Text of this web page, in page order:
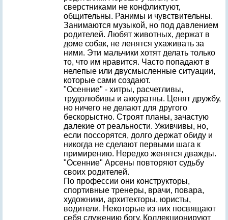
сверстниками не конфликтуют,
общительны. Ранимы и чувствительны.
Занимаются музыкой, но под давлением
родителей. Любят животных, держат в
доме собак, не ленятся ухаживать за
ними. Эти мальчики хотят делать только
то, что им нравится. Часто попадают в
нелепые или двусмысленные ситуации,
которые сами создают.
"Осенние" - хитры, расчетливы,
трудолюбивы и аккуратны. Ценят дружбу,
но ничего не делают для другого
бескорыстно. Строят планы, зачастую
далекие от реальности. Уживчивы, но,
если поссорятся, долго держат обиду и
никогда не сделают первыми шага к
примирению. Нередко женятся дважды.
"Осенние" Арсены повторяют судьбу
своих родителей.
По профессии они конструкторы,
спортивные тренеры, врачи, повара,
художники, архитекторы, юристы,
водители. Некоторые из них посвящают
себя служению богу. Коллекционируют